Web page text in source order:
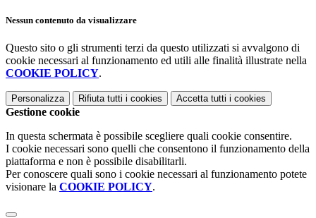
Nessun contenuto da visualizzare
Questo sito o gli strumenti terzi da questo utilizzati si avvalgono di
cookie necessari al funzionamento ed utili alle finalità illustrate nella
COOKIE POLICY.
Personalizza Rifiuta tutti i cookies Accetta tutti i cookies
Gestione cookie
In questa schermata è possibile scegliere quali cookie consentire.
I cookie necessari sono quelli che consentono il funzionamento della
piattaforma e non è possibile disabilitarli.
Per conoscere quali sono i cookie necessari al funzionamento potete
visionare la COOKIE POLICY.